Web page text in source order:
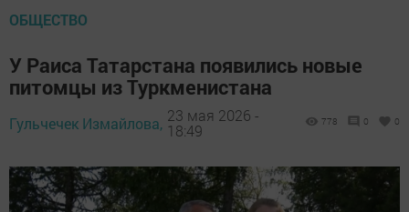
ОБЩЕСТВО
У Раиса Татарстана появились новые
питомцы из Туркменистана
Гульчечек Измайлова, 23 мая 2026 -
18:49
778 0 0